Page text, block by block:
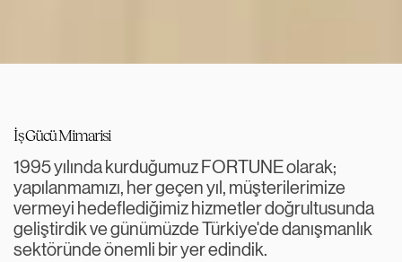
İş Gücü Mimarisi
1995 yılında kurduğumuz FORTUNE olarak;
yapılanmamızı, her geçen yıl, müşterilerimize
vermeyi hedeflediğimiz hizmetler doğrultusunda
geliştirdik ve günümüzde Türkiye'de danışmanlık
sektöründe önemli bir yer edindik.